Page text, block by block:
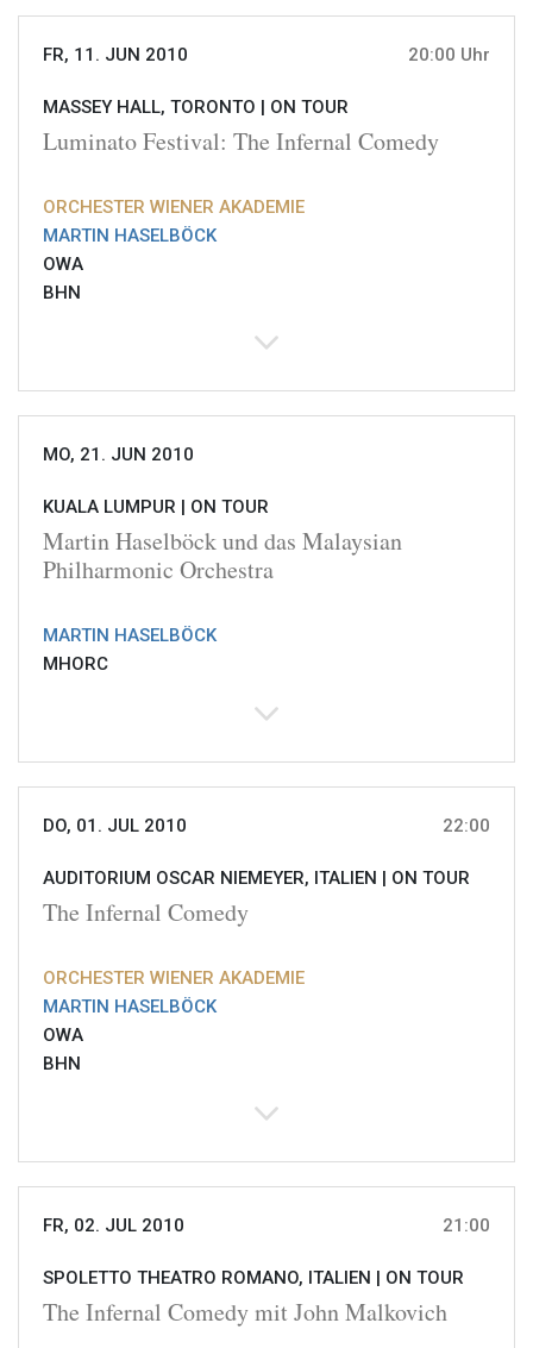
FR, 11. JUN 2010 20:00 Uhr
MASSEY HALL, TORONTO | ON TOUR
Luminato Festival: The Infernal Comedy
ORCHESTER WIENER AKADEMIE
MARTIN HASELBÖCK
OWA
BHN
MO, 21. JUN 2010
KUALA LUMPUR | ON TOUR
Martin Haselböck und das Malaysian
Philharmonic Orchestra
MARTIN HASELBÖCK
MHORC
DO, 01. JUL 2010 22:00
AUDITORIUM OSCAR NIEMEYER, ITALIEN | ON TOUR
The Infernal Comedy
ORCHESTER WIENER AKADEMIE
MARTIN HASELBÖCK
OWA
BHN
FR, 02. JUL 2010 21:00
SPOLETTO THEATRO ROMANO, ITALIEN | ON TOUR
The Infernal Comedy mit John Malkovich